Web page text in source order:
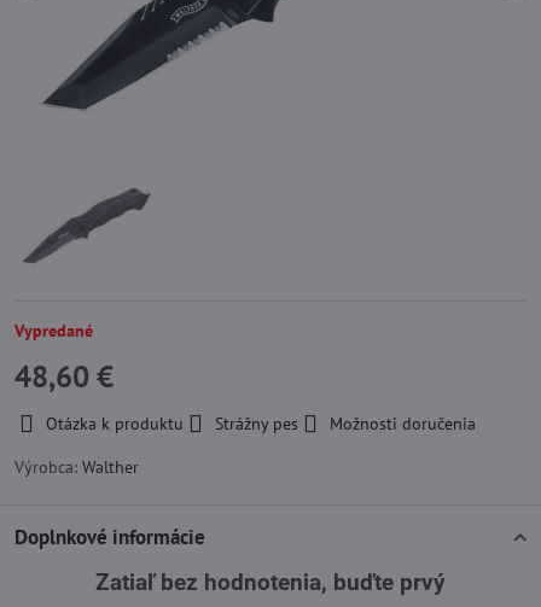
Vypredané
48,60 €
Otázka k produktu Strážny pes
Možnosti doručenia
Výrobca: Walther
Doplnkové informácie
Zatiaľ bez hodnotenia, buďte prvý